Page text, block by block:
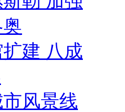
建 八成
风景线